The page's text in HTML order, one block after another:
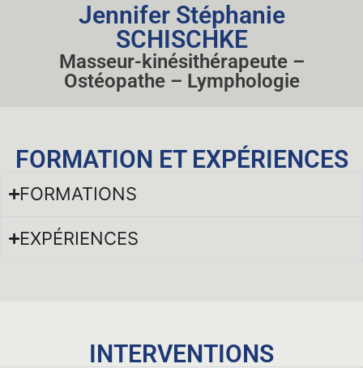
Jennifer Stéphanie
SCHISCHKE
Masseur-kinésithérapeute –
Ostéopathe – Lymphologie
FORMATION ET EXPÉRIENCES
FORMATIONS
EXPÉRIENCES
INTERVENTIONS